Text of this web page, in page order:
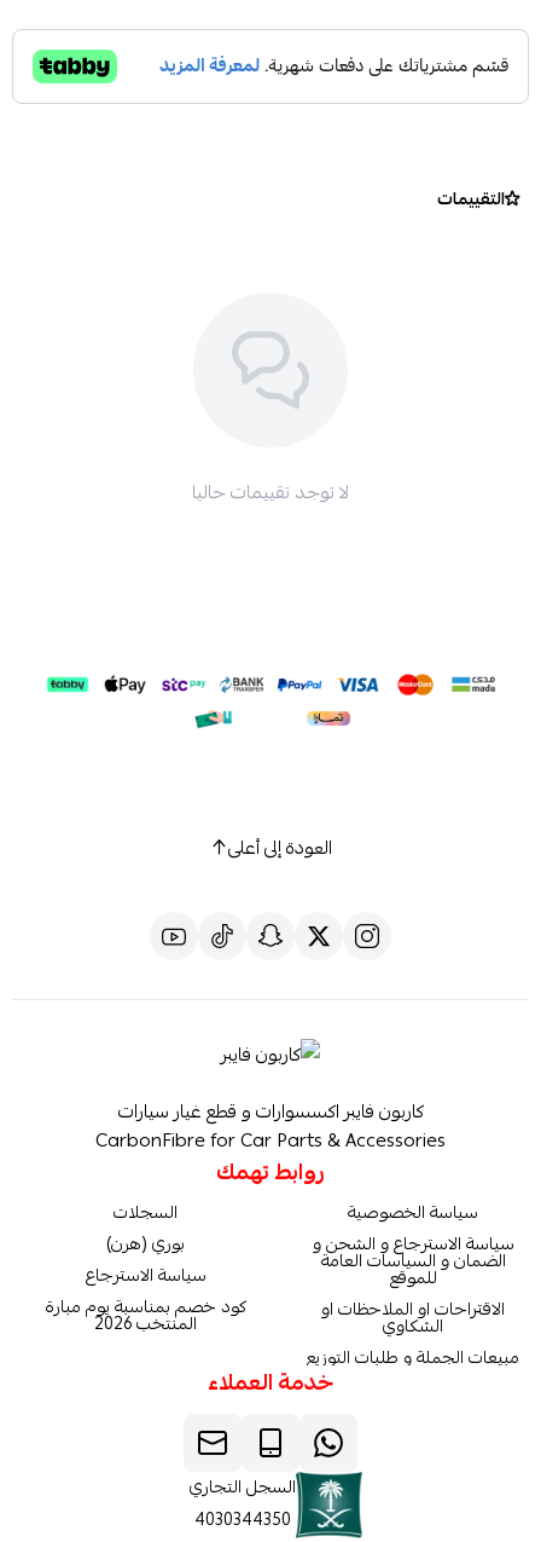
التقييمات
لا توجد تقييمات حاليا
العودة إلى أعلى
كاربون فايبر اكسسوارات و قطع غيار سيارات
CarbonFibre for Car Parts & Accessories
روابط تهمك
سياسة الخصوصية
سياسة الاسترجاع و الشحن و
الضمان و السياسات العامة
للموقع
الاقتراحات او الملاحظات او
الشكاوي
مبيعات الجملة و طلبات التوزيع
السجلات
بوري (هرن)
سياسة الاسترجاع
كود خصم بمناسبة يوم مبارة
المنتخب 2026
خدمة العملاء
السجل التجاري
4030344350